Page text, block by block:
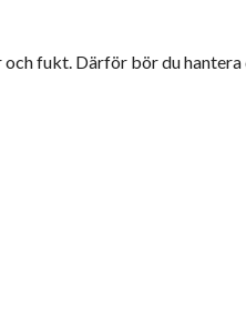
fukt. Därför bör du